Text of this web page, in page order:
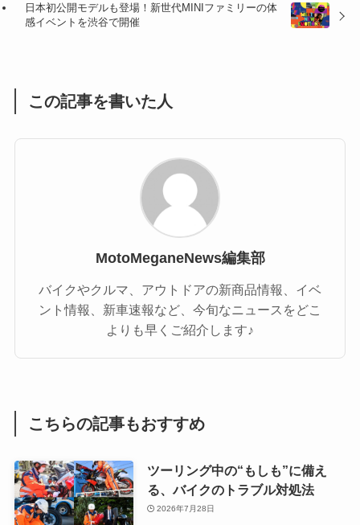
(47)
(16)
日本初公開モデルも登場！新世代MINIファミリーの体
感イベントを渋谷で開催
この記事を書いた人
MotoMeganeNews編集部
バイクやクルマ、アウトドアの新商品情報、イベ
ント情報、新車速報など、今旬なニュースをどこ
よりも早くご紹介します♪
こちらの記事もおすすめ
ツーリング中の“もしも”に備え
る、バイクのトラブル対処法
2026年7月28日